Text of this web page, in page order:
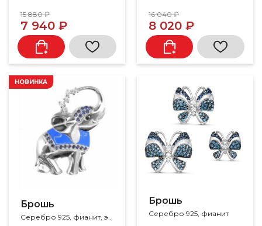
15 880 ₽
7 940 ₽
16 040 ₽
8 020 ₽
Брошь
Серебро 925, фианит, эмаль
НОВИНКА
Брошь
Серебро 925, фианит